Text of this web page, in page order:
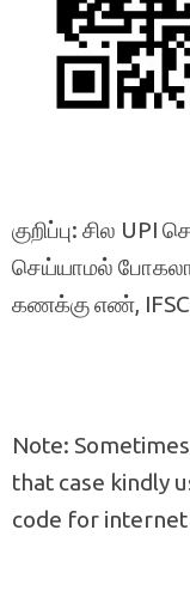
குறிப்பு: சில
செய்யாமல்
கணக்கு எண், IFSC
Note:
that case kindly
code for